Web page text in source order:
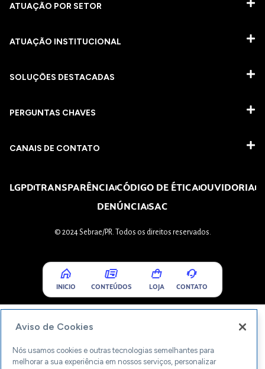
ATUAÇÃO POR SETOR
ATUAÇÃO INSTITUCIONAL
SOLUÇÕES DESTACADAS
PERGUNTAS CHAVES​
CANAIS DE CONTATO
LGPDTRANSPARÊNCIACÓDIGO DE ÉTICAOUVIDORIA
DENÚNCIASAC
© 2024 Sebrae/PR. Todos os direitos reservados.
INICIO CONTEÚDOS LOJA CONTATO
Aviso de Cookies
Nós usamos cookies e outras tecnologias semelhantes para
melhorar a sua experiência em nossos serviços, personalizar